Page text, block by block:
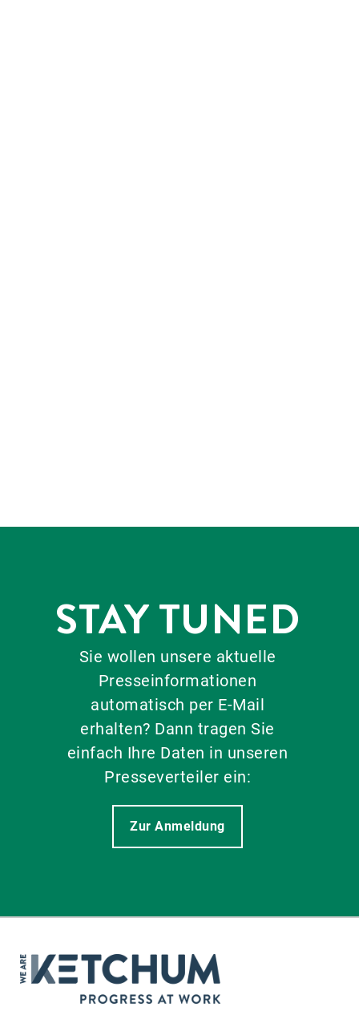
STAY TUNED
Sie wollen unsere aktuelle
Presseinformationen
automatisch per E-Mail
erhalten? Dann tragen Sie
einfach Ihre Daten in unseren
Presseverteiler ein:
Zur Anmeldung